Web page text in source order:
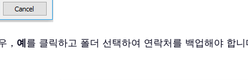
， 예를 클릭하고 폴더 선택하여 연락처를 백업해야 합